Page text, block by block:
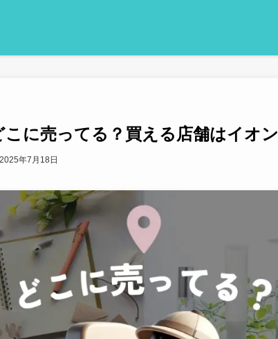
に売ってる？買える店舗はイオン
2025年7月18日